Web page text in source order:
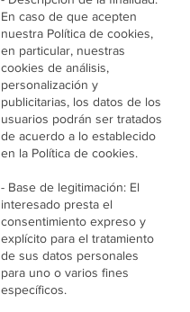
En caso de que acepten
nuestra Política de cookies,
en particular, nuestras
cookies de análisis,
personalización y
publicitarias, los datos de los
usuarios podrán ser tratados
de acuerdo a lo establecido
en la Política de cookies.
- Base de legitimación: El
interesado presta el
consentimiento expreso y
explícito para el tratamiento
de sus datos personales
para uno o varios fines
específicos.